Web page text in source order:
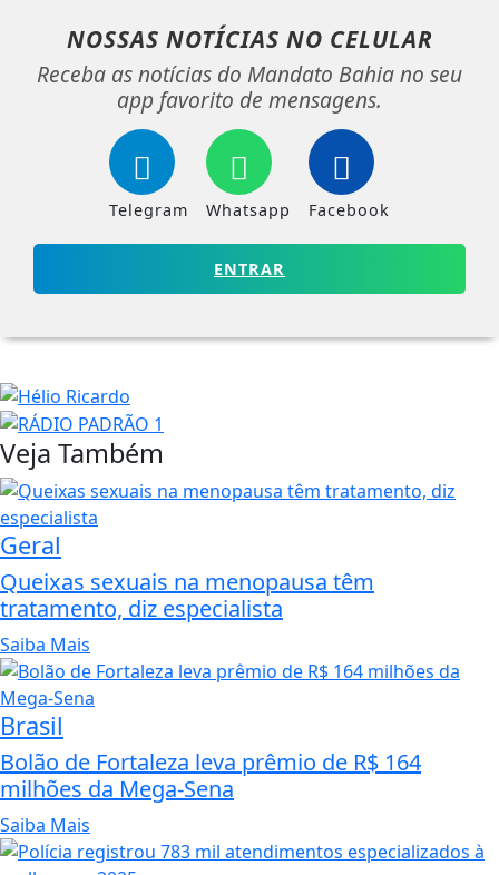
NOSSAS NOTÍCIAS NO CELULAR
Receba as notícias do Mandato Bahia no seu
app favorito de mensagens.
Telegram Whatsapp Facebook
ENTRAR
Veja Também
Geral
Queixas sexuais na menopausa têm
tratamento, diz especialista
Saiba Mais
Brasil
Bolão de Fortaleza leva prêmio de R$ 164
milhões da Mega-Sena
Saiba Mais